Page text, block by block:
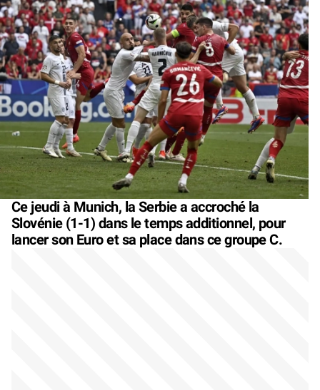
Ce jeudi à Munich, la Serbie a accroché la
Slovénie (1-1) dans le temps additionnel, pour
lancer son Euro et sa place dans ce groupe C.